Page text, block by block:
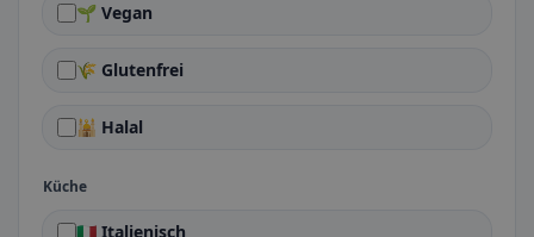
🌱 Vegan
🌾 Glutenfrei
🕌 Halal
Küche
🇮🇹 Italienisch